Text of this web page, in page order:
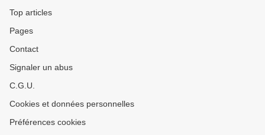
Top articles
Pages
Contact
Signaler un abus
C.G.U.
Cookies et données personnelles
Préférences cookies